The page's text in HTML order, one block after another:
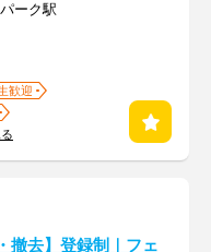
ーク駅
歓迎
撤去】登録制｜フェ